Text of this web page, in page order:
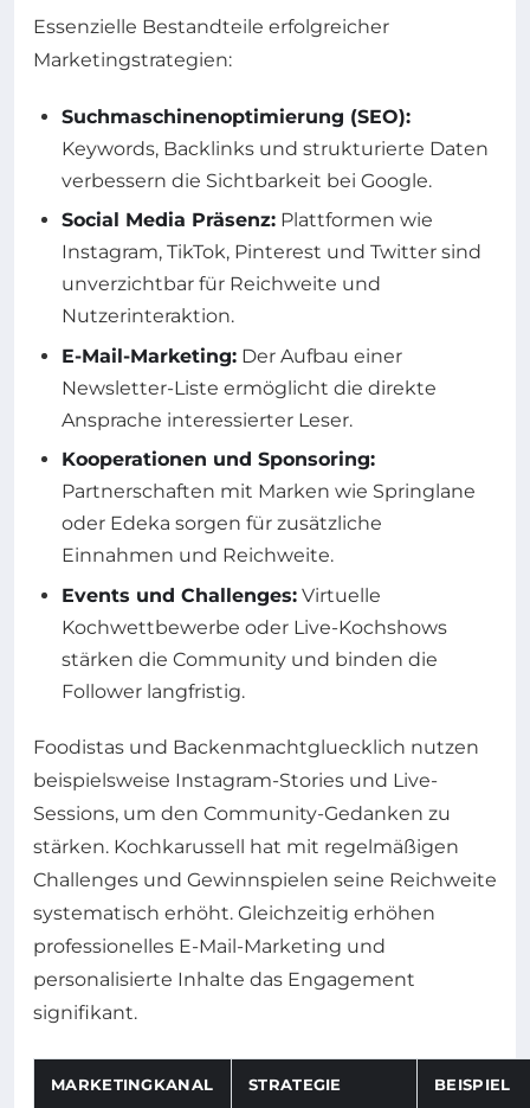
Essenzielle Bestandteile erfolgreicher
Marketingstrategien:
Suchmaschinenoptimierung (SEO):
Keywords, Backlinks und strukturierte Daten
verbessern die Sichtbarkeit bei Google.
Social Media Präsenz: Plattformen wie
Instagram, TikTok, Pinterest und Twitter sind
unverzichtbar für Reichweite und
Nutzerinteraktion.
E-Mail-Marketing: Der Aufbau einer
Newsletter-Liste ermöglicht die direkte
Ansprache interessierter Leser.
Kooperationen und Sponsoring:
Partnerschaften mit Marken wie Springlane
oder Edeka sorgen für zusätzliche
Einnahmen und Reichweite.
Events und Challenges: Virtuelle
Kochwettbewerbe oder Live-Kochshows
stärken die Community und binden die
Follower langfristig.
Foodistas und Backenmachtgluecklich nutzen
beispielsweise Instagram-Stories und Live-
Sessions, um den Community-Gedanken zu
stärken. Kochkarussell hat mit regelmäßigen
Challenges und Gewinnspielen seine Reichweite
systematisch erhöht. Gleichzeitig erhöhen
professionelles E-Mail-Marketing und
personalisierte Inhalte das Engagement
signifikant.
MARKETINGKANAL STRATEGIE BEISPIEL